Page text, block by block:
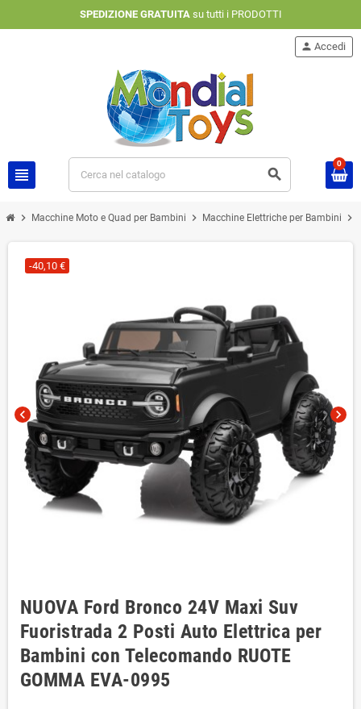
SPEDIZIONE GRATUITAsu tutti i PRODOTTI
view_headline search
person Accedi
0
chevron_right Macchine Moto e Quad per Bambini chevron_right Macchine Elettriche per Bambini chevron_right
chevron_left chevron_right
-40,10 €
NUOVA Ford Bronco 24V Maxi Suv
Fuoristrada 2 Posti Auto Elettrica per
Bambini con Telecomando RUOTE
GOMMA EVA-0995